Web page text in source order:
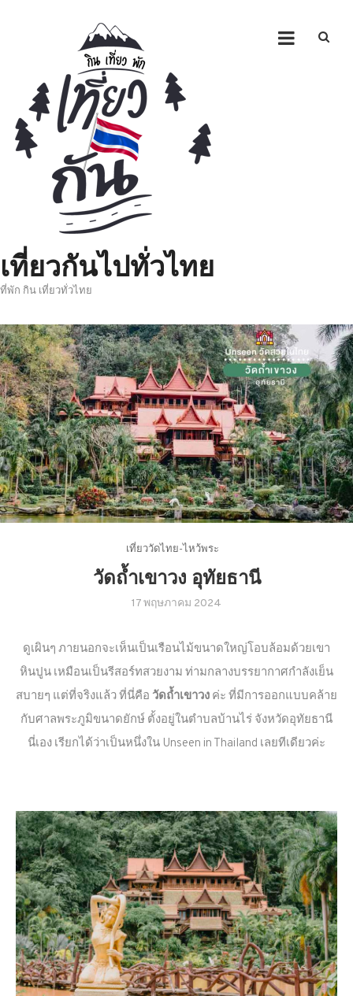
เที่ยวกันไปทั่วไทย
ที่พัก กิน เที่ยวทั่วไทย
เที่ยววัดไทย-ไหว้พระ
วัดถ้ำเขาวง อุทัยธานี
17 พฤษภาคม 2024
ดูเผินๆ ภายนอกจะเห็นเป็นเรือนไม้ขนาดใหญ่โอบล้อมด้วยเขา
หินปูน เหมือนเป็นรีสอร์ทสวยงาม ท่ามกลางบรรยากาศกำลังเย็น
สบายๆ แต่ที่จริงแล้ว ที่นี่คือ วัดถ้ำเขาวง ค่ะ ที่มีการออกแบบคล้าย
กับศาลพระภูมิขนาดยักษ์ ตั้งอยู่ในตำบลบ้านไร่ จังหวัดอุทัยธานี
นี่เอง เรียกได้ว่าเป็นหนึ่งใน Unseen in Thailand เลยทีเดียวค่ะ